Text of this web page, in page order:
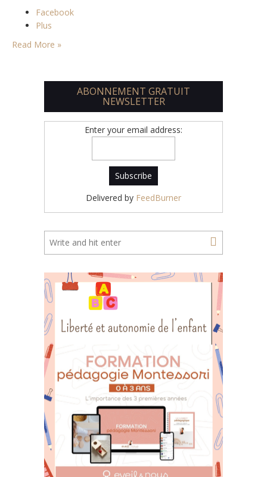
Facebook
Plus
Read More »
ABONNEMENT GRATUIT
NEWSLETTER
Enter your email address:
Delivered by FeedBurner